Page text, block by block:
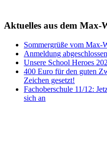
Aktuelles aus dem Max-
Sommergrüße vom Max-
Anmeldung
Unsere School Heroes
400 Euro für den guten
Zeichen gesetzt!
Fachoberschule 11/12:
sich an